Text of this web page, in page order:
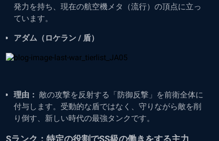
発力を持ち、現在の航空機メタ（流行）の頂点に立っ
ています。
アダム（ロケラン / 盾）
理由： 敵の攻撃を反射する「防御反撃」を前衛全体に
付与します。受動的な盾ではなく、守りながら敵を削
り倒す、新しい時代の最強タンクです。
Sランク：特定の役割でSS級の働きをする主力